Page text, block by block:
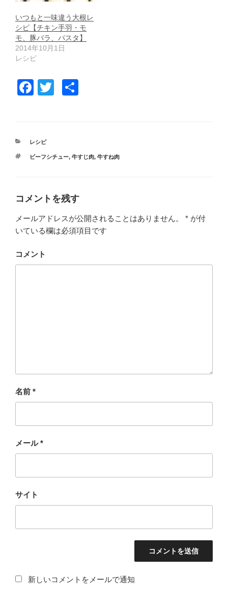
いつもと一味違う大根レ
シピ【チキン手羽・モ
モ、豚バラ、パスタ】
2014年10月1日
レシピ
F
e
b
k
カ
ゴ
レシピ
タ
ビーフシチュー, 牛すじ肉, 牛すね肉
コメントを残す
メールアドレスが公開されることはありません。 * が付
いている欄は必須項目です
コメント
名前 *
メール*
サイト
新しいコメントをメールで通知